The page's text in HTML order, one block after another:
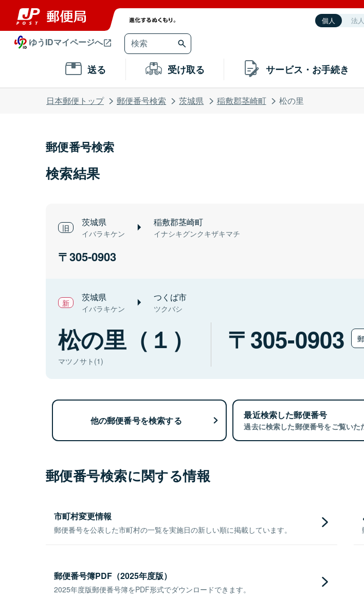
個人 法人
ゆうIDマイページへ
送る 受け取る サービス・お手続き
日本郵便トップ 郵便番号検索 茨城県 稲敷郡茎崎町 松の里
郵便番号検索
検索結果
茨城県
イバラキケン
稲敷郡茎崎町
イナシキグンクキザキマチ
305-0903
茨城県
イバラキケン
つくば市
ツクバシ
松の里（１）
マツノサト(1)
305-0903
他の郵便番号を検索する 最近検索した郵便番号
過去に検索した郵便番号をご覧いた
郵便番号検索に関する情報
市町村変更情報
郵便番号を公表した市町村の一覧を実施日の新しい順に掲載しています。
郵便番号簿PDF（2025年度版）
2025年度版郵便番号簿をPDF形式でダウンロードできます。